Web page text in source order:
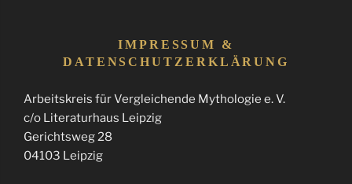
IMPRESSUM &
DATENSCHUTZERKLÄRUNG
Arbeitskreis für Vergleichende Mythologie e. V.
c/o Literaturhaus Leipzig
Gerichtsweg 28
04103 Leipzig